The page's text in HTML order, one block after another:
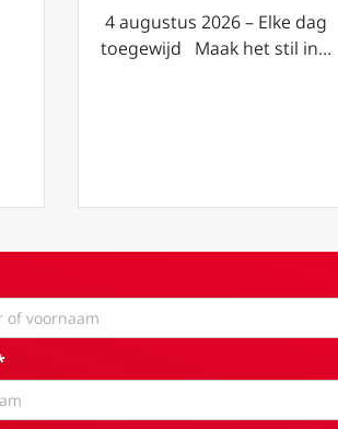
4 augustus 2026 – Elke dag
toegewijd Maak het stil in…